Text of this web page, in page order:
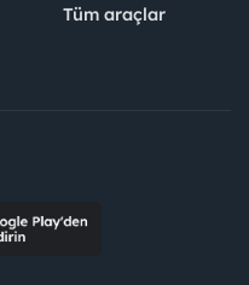
Tüm araçlar